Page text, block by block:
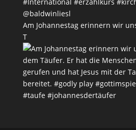
Am Johannestag erinnern wir
T